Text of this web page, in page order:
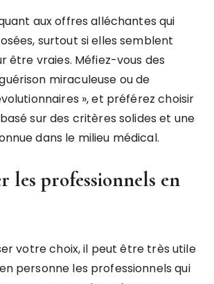
aux offres alléchantes qui
surtout si elles semblent
être vraies. Méfiez-vous des
miraculeuse ou de
», et préférez choisir
sur des critères solides et une
dans le milieu médical.
les professionnels en
votre choix, il peut être très utile
personne les professionnels qui